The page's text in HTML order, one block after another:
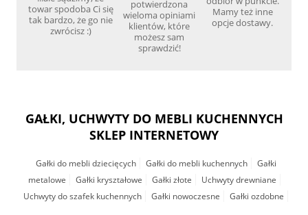
towar spodoba Ci się
tak bardzo, że go nie
zwrócisz :)
potwierdzona
wieloma opiniami
klientów, które
możesz sam
sprawdzić!
Mamy też inne
opcje dostawy.
GAŁKI, UCHWYTY DO MEBLI KUCHENNYCH
SKLEP INTERNETOWY
Gałki do mebli dziecięcych Gałki do mebli kuchennych
Gałki
metalowe
Gałki kryształowe Gałki złote
Uchwyty drewniane
Uchwyty do szafek kuchennych
Gałki nowoczesne Gałki ozdobne